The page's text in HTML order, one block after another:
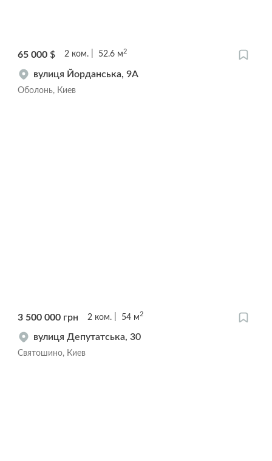
65 000 $ 2 ком. 52.6 м 2
вулиця Йорданська, 9А
Оболонь, Киев
3 500 000 грн 2 ком. 54 м2
вулиця Депутатська, 30
Святошино, Киев